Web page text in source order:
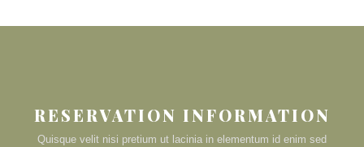
RESERVATION INFORMATION
Quisque velit nisi pretium ut lacinia in elementum id enim sed